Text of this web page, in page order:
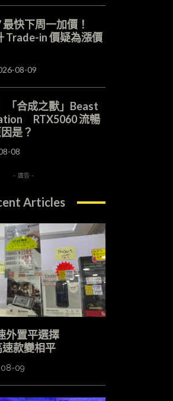
快下周一加價！
Trade-in 價疑為漲價
08-09
「合成之獸」Beast
RTX5060 流暢
是？
08
- 廣告 -
Articles
外置平選擇
款變相平
09